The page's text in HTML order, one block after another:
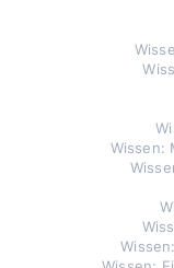
Wissen: